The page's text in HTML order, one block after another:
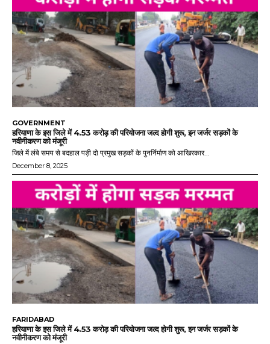
GOVERNMENT
हरियाणा के इस जिले में 4.53 करोड़ की परियोजना जल्द होगी शुरू, इन जर्जर सड़कों के
नवीनीकरण को मंजूरी
जिले में लंबे समय से बदहाल पड़ी दो प्रमुख सड़कों के पुनर्निर्माण को आखिरकार...
December 8, 2025
FARIDABAD
हरियाणा के इस जिले में 4.53 करोड़ की परियोजना जल्द होगी शुरू, इन जर्जर सड़कों के
नवीनीकरण को मंजूरी